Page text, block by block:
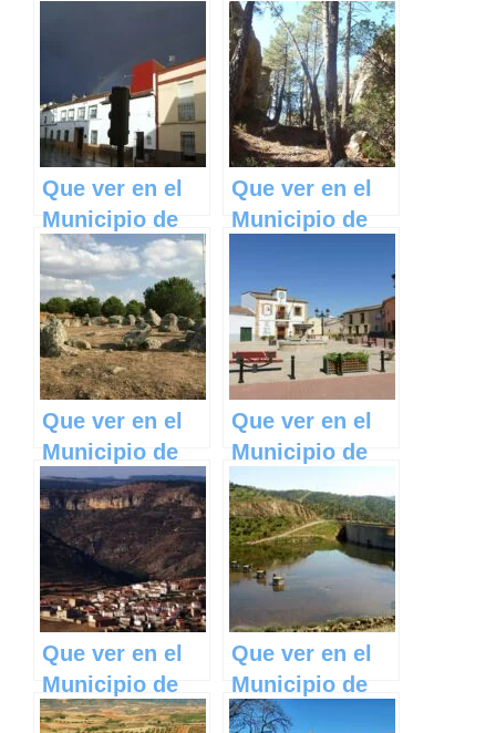
Castilla La
Mancha
Pozorrubielos
de la Mancha
en Castilla La
Mancha
Que ver en el
Municipio de
Fernán
Caballero en
Castilla La
Mancha
Que ver en el
Municipio de
Castilla La
Mancha
Que ver en el
Municipio de
Totanés en
Castilla La
Mancha
Que ver en el
Municipio de
Alcolea de Tajo
en Castilla La
Mancha
Que ver en el
Municipio de
Salvacañete en
Que ver en el
Municipio de
Hinojosas de